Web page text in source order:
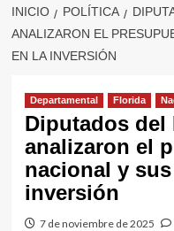
INICIO POLÍTICA
ANALIZARON EL
EN LA INVERSIÓN
Departamental Florida
Diputados del
analizaron el
nacional y
inversión
7 de noviembre de 2025